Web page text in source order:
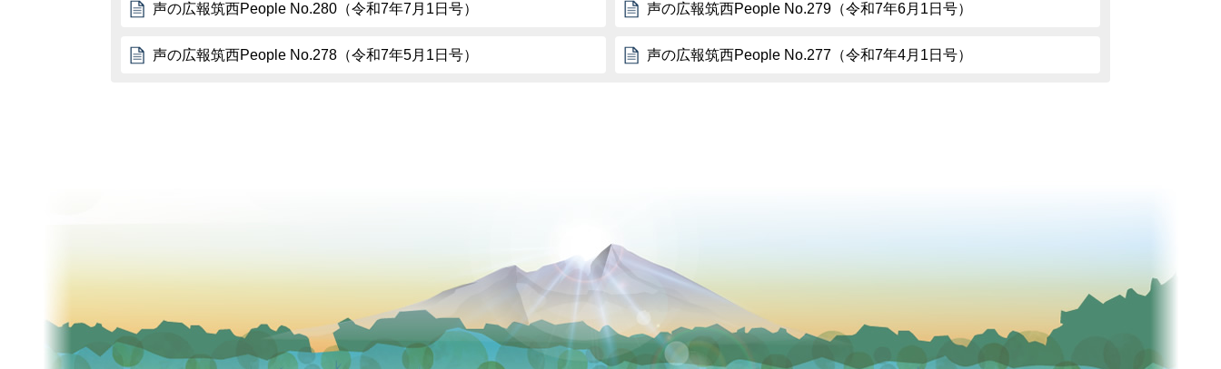
声の広報筑西People No.280（令和7年7月1日号） 声の広報筑西People No.279（令和7年6月1日号）
声の広報筑西People No.278（令和7年5月1日号） 声の広報筑西People No.277（令和7年4月1日号）